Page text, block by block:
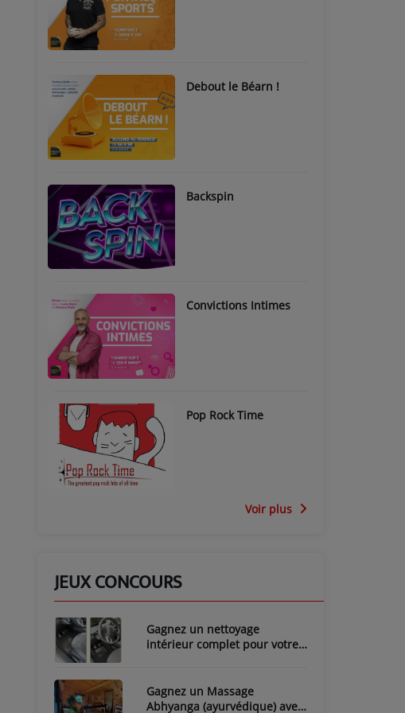
Debout le Béarn !
Backspin
Convictions Intimes
Pop Rock Time
Voir plus
JEUX CONCOURS
Gagnez un nettoyage
intérieur complet pour votre
Gagnez un Massage
Abhyanga (ayurvédique) avec